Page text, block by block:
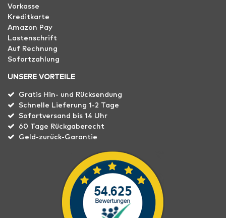
Vorkasse
Kreditkarte
Amazon Pay
Lastenschrift
Auf Rechnung
Sofortzahlung
UNSERE VORTEILE
Gratis Hin- und Rücksendung
Schnelle Lieferung 1-2 Tage
Sofortversand bis 14 Uhr
60 Tage Rückgaberecht
Geld-zurück-Garantie